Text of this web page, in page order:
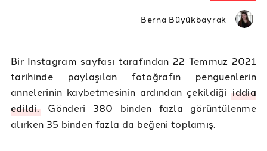
Berna Büyükbayrak
Bir Instagram sayfası tarafından 22 Temmuz 2021
tarihinde paylaşılan fotoğrafın penguenlerin
annelerinin kaybetmesinin ardından çekildiğiiddia
edildi. Gönderi 380 binden fazla görüntülenme
alırken 35 binden fazla da beğeni toplamış.